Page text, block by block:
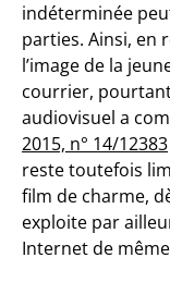
indéterminée
parties. Ainsi, en
l’image de la
courrier,
audiovisuel a
2015, n° 14/12383
reste toutefois
film de charme,
exploite par
Internet de